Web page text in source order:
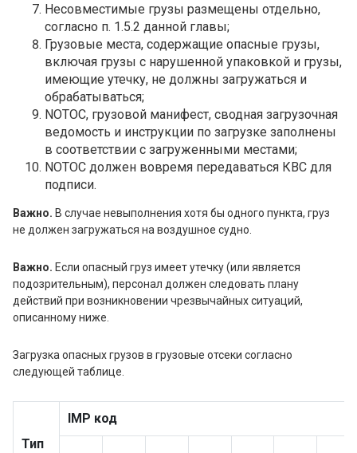
Несовместимые грузы размещены отдельно,
согласно п. 1.5.2 данной главы;
Грузовые места, содержащие опасные грузы,
включая грузы с нарушенной упаковкой и грузы,
имеющие утечку, не должны загружаться и
обрабатываться;
NOTOC, грузовой манифест, сводная загрузочная
ведомость и инструкции по загрузке заполнены
в соответствии с загруженными местами;
NOTOC должен вовремя передаваться КВС для
подписи.
Важно. В случае невыполнения хотя бы одного пункта, груз
не должен загружаться на воздушное судно.
Важно. Если опасный груз имеет утечку (или является
подозрительным), персонал должен следовать плану
действий при возникновении чрезвычайных ситуаций,
описанному ниже.
Загрузка опасных грузов в грузовые отсеки согласно
следующей таблице.
Тип
IMP код